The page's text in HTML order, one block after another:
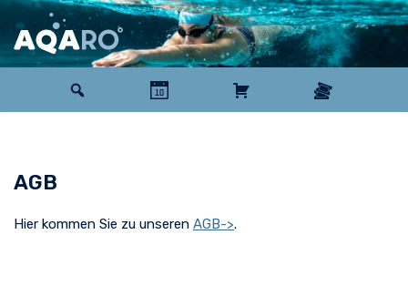
Zum
Inhalt
AGB
Hier kommen Sie zu unseren AGB->.